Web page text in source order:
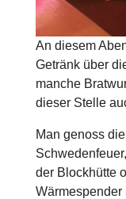
An diesem
Getränk über
manche
dieser Stelle
Man genoss
der Blockhütte
Wärmespender